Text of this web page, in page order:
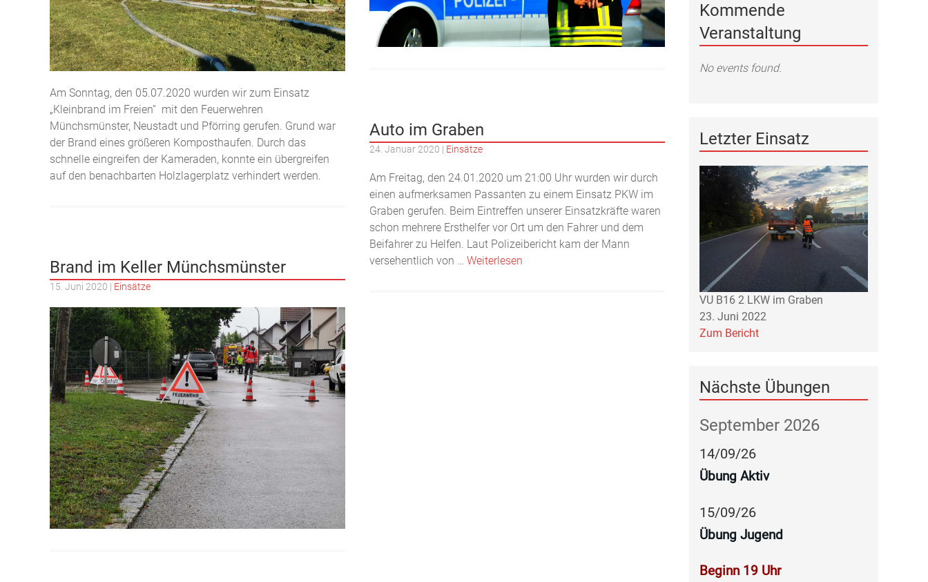
Am Sonntag, den 05.07.2020 wurden wir zum Einsatz
„Kleinbrand im Freien“ mit den Feuerwehren
Münchsmünster, Neustadt und Pförring gerufen. Grund war
der Brand eines größeren Komposthaufen. Durch das
schnelle eingreifen der Kameraden, konnte ein übergreifen
auf den benachbarten Holzlagerplatz verhindert werden.
Brand im Keller Münchsmünster
15. Juni 2020 | Einsätze
Auto im Graben
24. Januar 2020 | Einsätze
Am Freitag, den 24.01.2020 um 21:00 Uhr wurden wir durch
einen aufmerksamen Passanten zu einem Einsatz PKW im
Graben gerufen. Beim Eintreffen unserer Einsatzkräfte waren
schon mehrere Ersthelfer vor Ort um den Fahrer und dem
Beifahrer zu Helfen. Laut Polizeibericht kam der Mann
versehentlich von …Weiterlesen
Kommende
Veranstaltung
No events found.
Letzter Einsatz
VU B16 2 LKW im Graben
23. Juni 2022
Zum Bericht
Nächste Übungen
September 2026
14/09/26
Übung Aktiv
15/09/26
Übung Jugend
Beginn 19 Uhr